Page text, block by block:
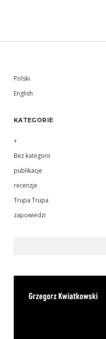
Sidebar
Polski
English
KATEGORIE
+
Bez kategorii
publikacje
recenzje
Trupa Trupa
zapowiedzi